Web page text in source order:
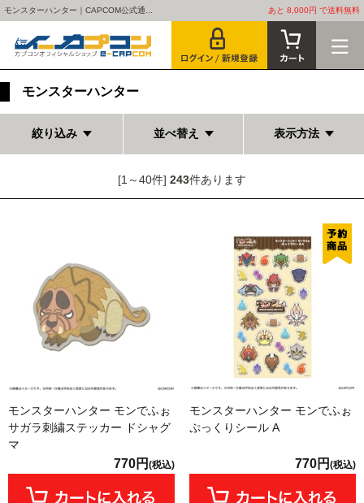
モンスターハンター｜CAPCOM公式通... あと 8,000円 で送料無料
モンスターハンター
絞り込み 並べ替え 表示方法
[1～40件] 243件あります
モンスターハンター モンでふぉ
サガラ刺繍ステッカー ドシャグ
マ
770円 (税込)
モンスターハンター モンでふぉ
ぷっくりシール A
770円 (税込)